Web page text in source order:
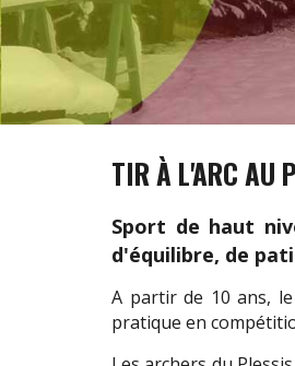
TIR À L'ARC AU
Sport de haut
d'équilibre, de
A partir de 10 ans,
pratique en